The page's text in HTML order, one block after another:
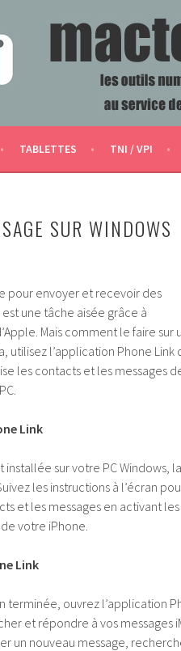
DES APPRENTISSAGES
TABLETTES TNI / VPI
SUR WINDOWS
pour envoyer et recevoir des
est une tâche aisée grâce à
Mais comment le faire sur
utilisez l’application Phone Link
les contacts et les messages
Link
installée sur votre PC Windows,
les instructions à l’écran
et les messages en activant
votre iPhone.
Link
terminée, ouvrez l’application
et répondre à vos messages
un nouveau message,